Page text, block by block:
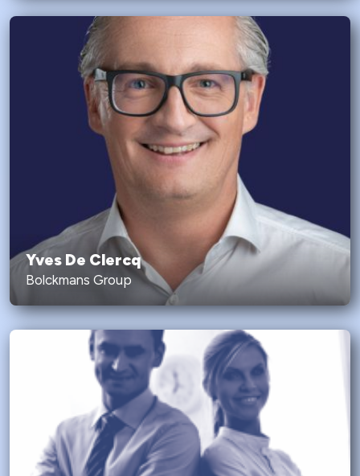
Yves De Clercq
Bolckmans Group